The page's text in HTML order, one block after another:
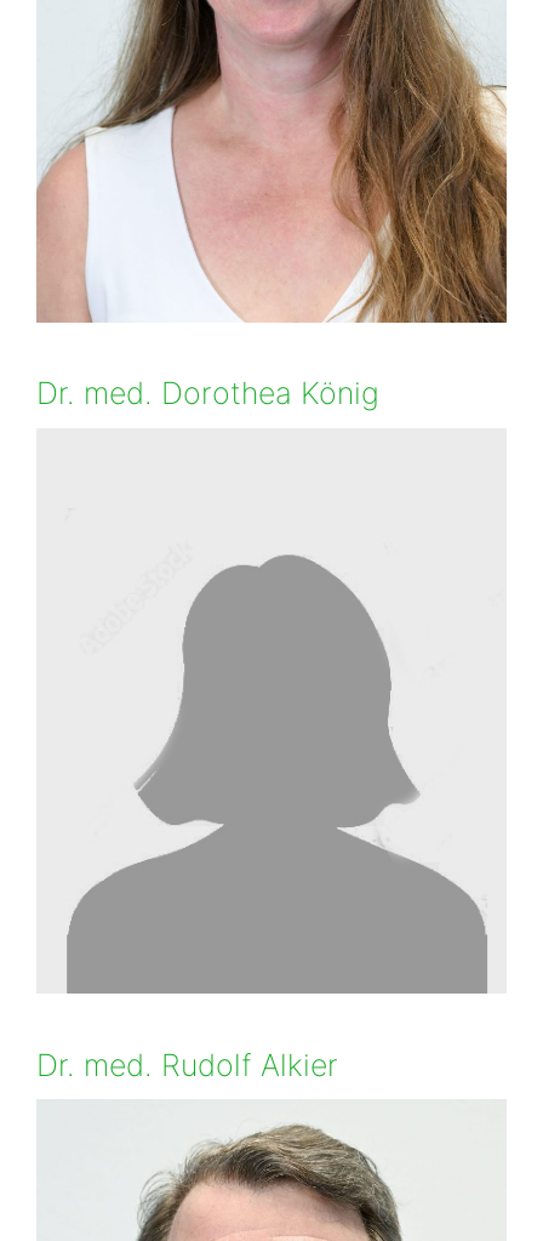
Dr. med. Dorothea König
Dr. med. Rudolf Alkier